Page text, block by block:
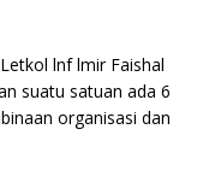
lnf lmir Faishal
suatu satuan ada 6
organisasi dan